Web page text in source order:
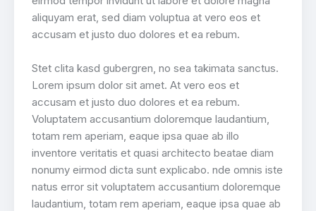
aliquyam erat, sed diam voluptua at vero eos et
accusam et justo duo dolores et ea rebum.
Stet clita kasd gubergren, no sea takimata sanctus.
Lorem ipsum dolor sit amet. At vero eos et
accusam et justo duo dolores et ea rebum.
Voluptatem accusantium doloremque laudantium,
totam rem aperiam, eaque ipsa quae ab illo
inventore veritatis et quasi architecto beatae diam
nonumy eirmod dicta sunt explicabo. nde omnis iste
natus error sit voluptatem accusantium doloremque
laudantium, totam rem aperiam, eaque ipsa quae ab